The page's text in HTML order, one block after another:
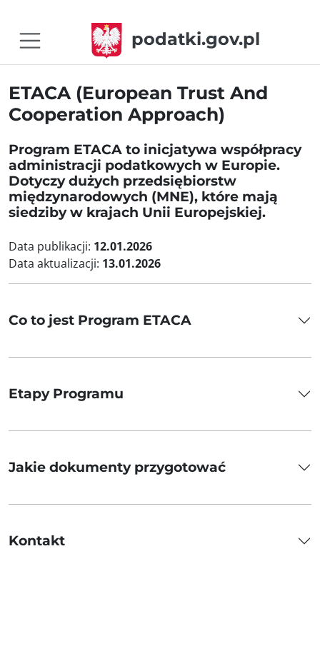
podatki.gov.pl
ETACA (European Trust And
Cooperation Approach)
Program ETACA to inicjatywa współpracy
administracji podatkowych w Europie.
Dotyczy dużych przedsiębiorstw
międzynarodowych (MNE), które mają
siedziby w krajach Unii Europejskiej.
Data publikacji: 12.01.2026
Data aktualizacji: 13.01.2026
Co to jest Program ETACA
Etapy Programu
Jakie dokumenty przygotować
Kontakt